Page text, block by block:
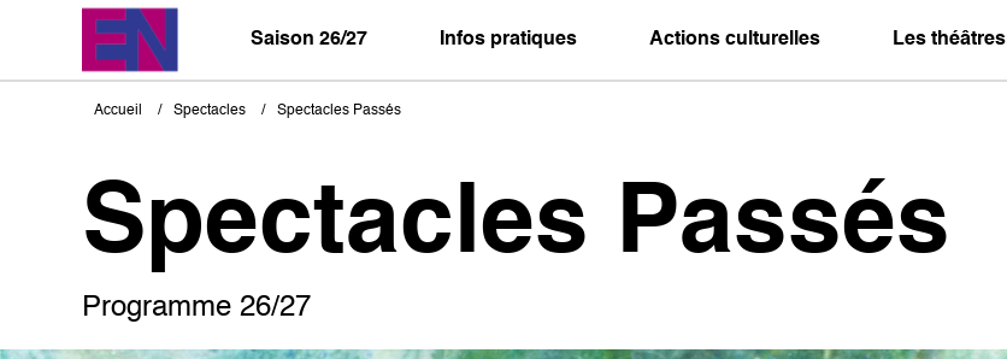
Saison 26/27 Infos pratiques Actions culturelles Les théâtres
Fil
Accueil Spectacles Spectacles Passés
Spectacles Passés
Programme 26/27